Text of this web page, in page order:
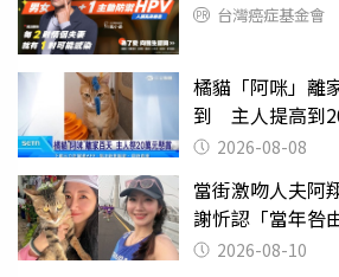
台灣癌症基金會
橘貓「阿咪」
到 主人提高到
2026-08-08
當街激吻人夫阿
謝忻認「當年咎
2026-08-10